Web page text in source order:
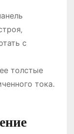
с
толстые
тока.